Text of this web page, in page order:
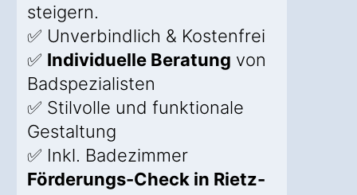
steigern.
✅ Unverbindlich & Kostenfrei
✅ Individuelle Beratung von
Badspezialisten
✅ Stilvolle und funktionale
Gestaltung
✅ Inkl. Badezimmer
Förderungs-Check in Rietz-